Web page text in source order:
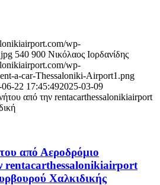
wp-
540 900 Νικόλαος Ιορδανίδης
wp-
a-car-Thessaloniki-Airport1.png
06-22 17:45:492025-03-09
από την rentacarthessalonikiairport
από Αεροδρόμιο
rentacarthessalonikiairport
Χαλκιδικής